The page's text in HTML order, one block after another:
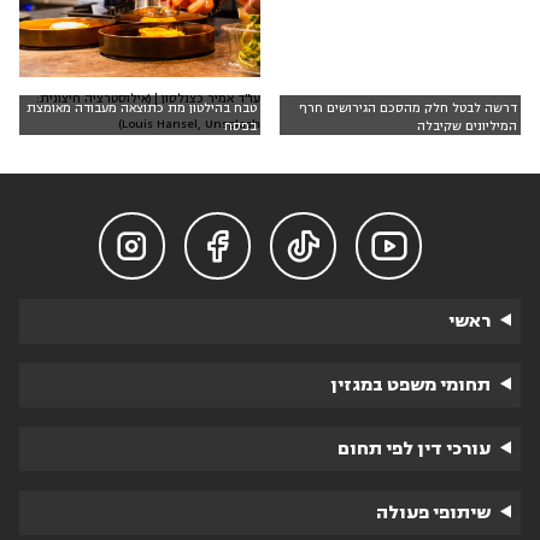
דרשה לבטל חלק מהסכם הגירושים חרף
המיליונים שקיבלה
טבח בהילטון מת כתוצאה מעבודה מאומצת
בפסח
עו"ד אמיר כצנלסון | (אילוסטרציה חיצונית:
Louis Hansel, Unsplash)




ראשי
תחומי משפט במגזין
עורכי דין לפי תחום
שיתופי פעולה